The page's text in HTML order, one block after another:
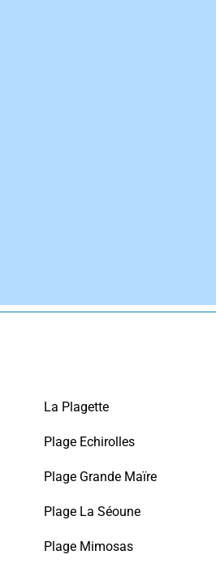
La Plagette
Plage Echirolles
Plage Grande Maïre
Plage La Séoune
Plage Mimosas